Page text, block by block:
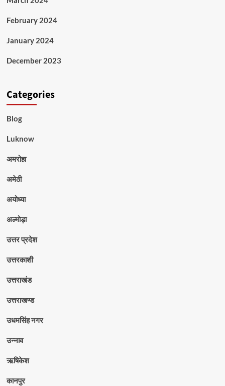
February 2024
January 2024
December 2023
Categories
Blog
Luknow
अमरोहा
अमेठी
अयोध्या
अल्मोड़ा
उत्तर प्रदेश
उत्तरकाशी
उत्तराखंड
उत्तराखण्ड
उधमसिंह नगर
उन्नाव
ऋषिकेश
कानपुर